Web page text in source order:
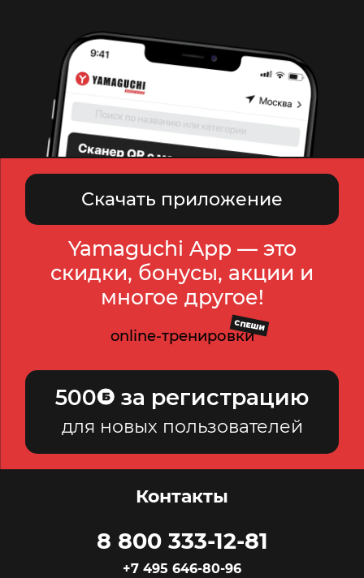
Скачать приложение
Yamaguchi App — это
скидки, бонусы, акции и
многое другое!
online-тренировки
СПЕШИ
500 за регистрацию
для новых пользователей
Контакты
8 800 333-12-81
+7 495 646-80-96